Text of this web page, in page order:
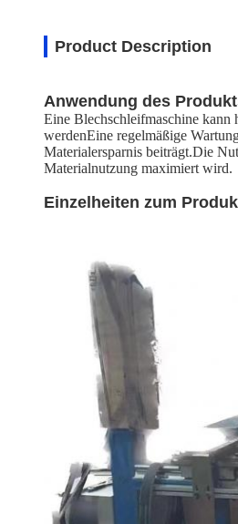
Product Description
Anwendung des
Eine Blechschleifmaschine kann
werdenEine regelmäßige
Materialersparnis beiträgt.Die
Materialnutzung maximiert wird.
Einzelheiten zum